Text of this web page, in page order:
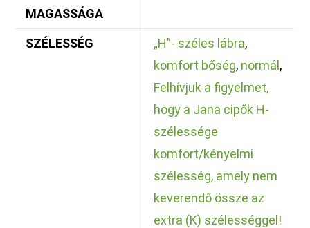
MAGASSÁGA
SZÉLESSÉG „H”- széles lábra,
komfort bőség, normál,
Felhívjuk a figyelmet,
hogy a Jana cipők H-
szélessége
komfort/kényelmi
szélesség, amely nem
keverendő össze az
extra (K) szélességgel!